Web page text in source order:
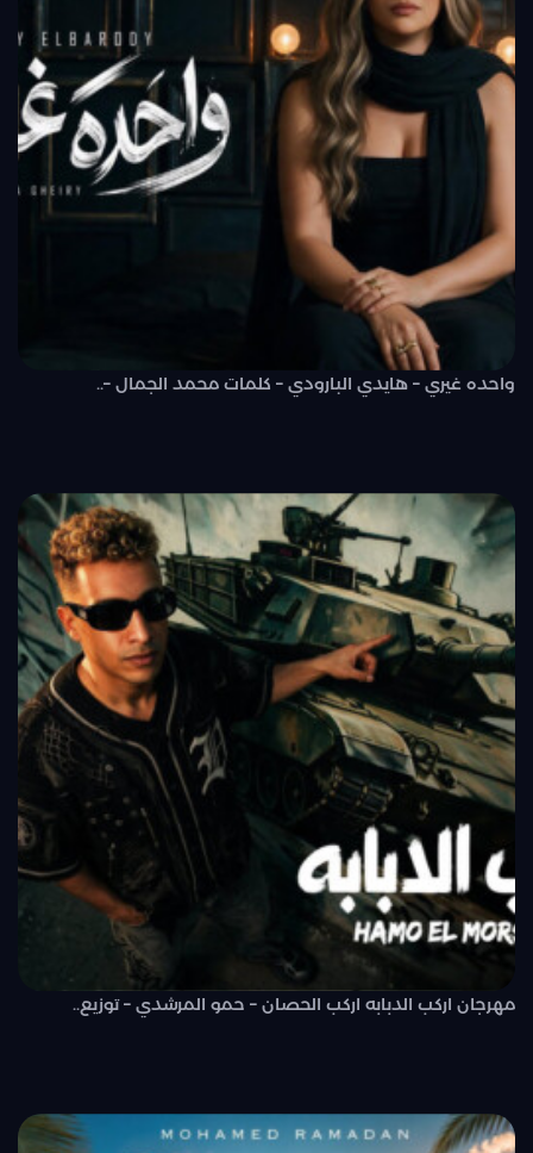
واحده غيري – هايدي البارودي – كلمات محمد الجمال –..
مهرجان اركب الدبابه اركب الحصان – حمو المرشدي – توزيع..